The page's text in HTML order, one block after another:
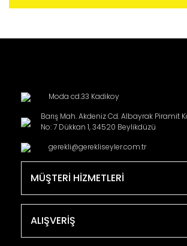
Moda cd.33 Kadikoy
Barış Mah. Akdeniz Cd. Albayrak Piramit
No: 7 Dükkan 1, 34520 Beylikdüzü
gerekli@gerekliseyler.com.tr
MÜŞTERİ HİZMETLERİ
ALIŞVERİŞ